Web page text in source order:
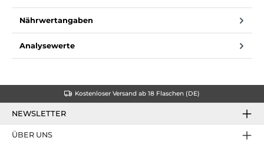
Nährwertangaben
Analysewerte
Kostenloser Versand ab 18 Flaschen (DE)
NEWSLETTER
ÜBER UNS